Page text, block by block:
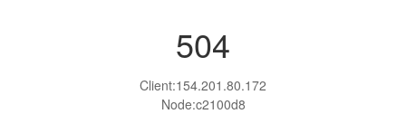
504
Client:154.201.80.172
Node:c2100d8